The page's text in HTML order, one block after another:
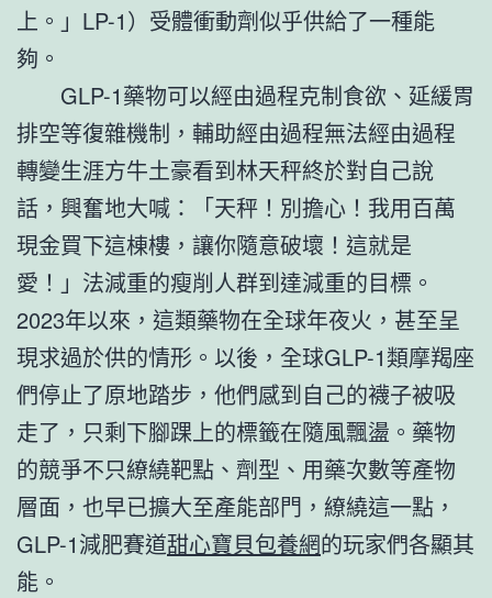
上。」LP-1）受體衝動劑似乎供給了一種能
夠。
GLP-1藥物可以經由過程克制食欲、延緩胃
排空等復雜機制，輔助經由過程無法經由過程
轉變生涯方牛土豪看到林天秤終於對自己說
話，興奮地大喊：「天秤！別擔心！我用百萬
現金買下這棟樓，讓你隨意破壞！這就是
愛！」法減重的瘦削人群到達減重的目標。
2023年以來，這類藥物在全球年夜火，甚至呈
現求過於供的情形。以後，全球GLP-1類摩羯座
們停止了原地踏步，他們感到自己的襪子被吸
走了，只剩下腳踝上的標籤在隨風飄盪。藥物
的競爭不只繚繞靶點、劑型、用藥次數等產物
層面，也早已擴大至產能部門，繚繞這一點，
GLP-1減肥賽道甜心寶貝包養網的玩家們各顯其
能。